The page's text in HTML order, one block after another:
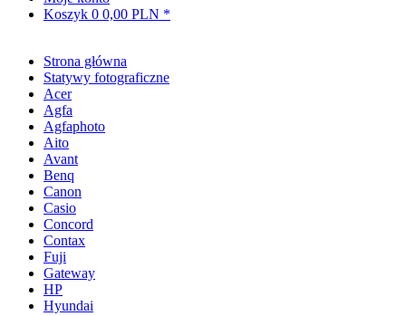
Koszyk 0 0,00 PLN *
Strona główna
Statywy fotograficzne
Acer
Agfa
Agfaphoto
Aito
Avant
Benq
Canon
Casio
Concord
Contax
Fuji
Gateway
HP
Hyundai